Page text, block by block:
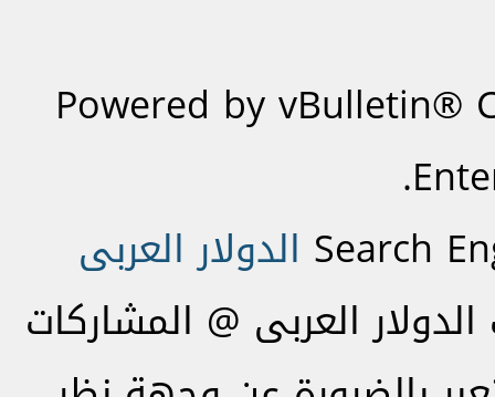
Powered by vBulletin®
Search الدولار العربى
العربى @ المشاركات